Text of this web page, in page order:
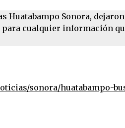
Huatabampo Sonora,
para cualquier información
sonora/huatabampo-